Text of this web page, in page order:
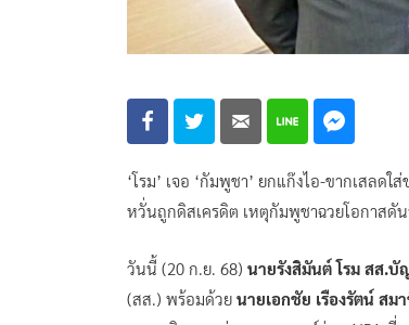
‘โรม’ เจอ ‘กัมพูชา’ ยกแก๊งไอ-ขากเสลด
หวั่นถูกดิสเครดิต เหตุกัมพูชาฉวยโอกาสดั
วันนี้ (20 ก.ย. 68) นายรังสิมันต์ โรม สส.
(สส.) พร้อมด้วย นายเอกชัย เรืองรัตน์ ส